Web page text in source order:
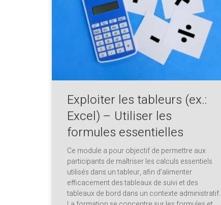
Exploiter les tableurs (ex.:
Excel) – Utiliser les
formules essentielles
Ce module a pour objectif de permettre aux
participants de maîtriser les calculs essentiels
utilisés dans un tableur, afin d’alimenter
efficacement des tableaux de suivi et des
tableaux de bord dans un contexte administratif.